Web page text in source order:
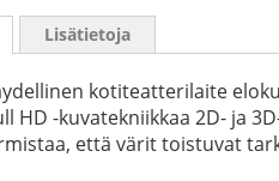
kotiteatterilaite
HD -kuvatekniikkaa 2D- ja
että värit toistuvat
Lisätietoja